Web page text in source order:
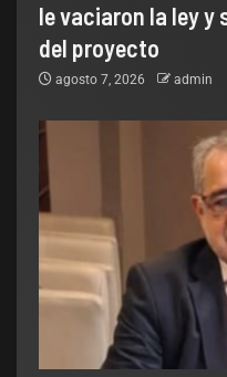
le vaciaron la ley y
del proyecto
agosto 7, 2026 admin